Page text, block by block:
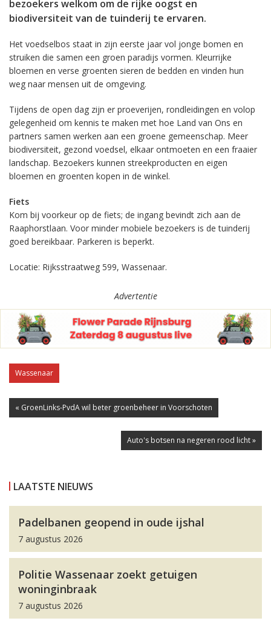
bezoekers welkom om de rijke oogst en
biodiversiteit van de tuinderij te ervaren.
Het voedselbos staat in zijn eerste jaar vol jonge bomen en
struiken die samen een groen paradijs vormen. Kleurrijke
bloemen en verse groenten sieren de bedden en vinden hun
weg naar mensen uit de omgeving.
Tijdens de open dag zijn er proeverijen, rondleidingen en volop
gelegenheid om kennis te maken met hoe Land van Ons en
partners samen werken aan een groene gemeenschap. Meer
biodiversiteit, gezond voedsel, elkaar ontmoeten en een fraaier
landschap. Bezoekers kunnen streekproducten en eigen
bloemen en groenten kopen in de winkel.
Fiets
Kom bij voorkeur op de fiets; de ingang bevindt zich aan de
Raaphorstlaan. Voor minder mobiele bezoekers is de tuinderij
goed bereikbaar. Parkeren is beperkt.
Locatie: Rijksstraatweg 599, Wassenaar.
Advertentie
Wassenaar
« GroenLinks-PvdA wil beter groenbeheer in Voorschoten
Auto's botsen na negeren rood licht »
LAATSTE NIEUWS
Padelbanen geopend in oude ijshal
7 augustus 2026
Politie Wassenaar zoekt getuigen
woninginbraak
7 augustus 2026